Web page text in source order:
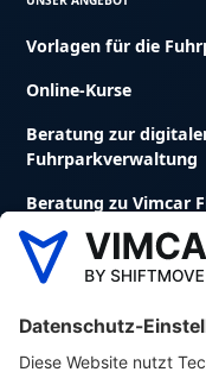
Vorlagen für die
Online-Kurse
Beratung zur
Fuhrparkverwaltung
Beratung zu Vimcar
Digitales Fahrtenbuch
Avrios